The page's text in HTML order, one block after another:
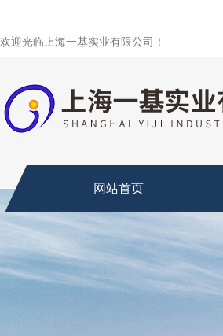
欢迎光临上海一基实业有限公司！
网站首页